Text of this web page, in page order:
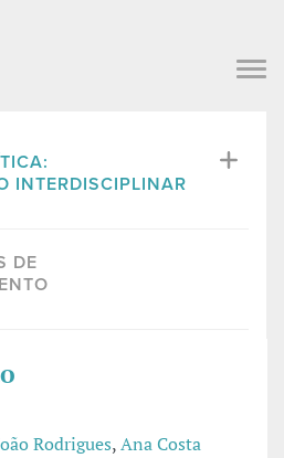
INTERDISCIPLINAR
DE
Rodrigues,Ana Costa